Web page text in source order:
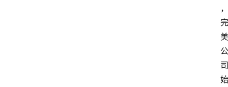
，
完
美
公
司
始